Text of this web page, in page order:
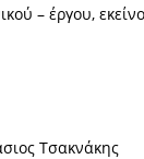
– έργου,
Τσακνάκης